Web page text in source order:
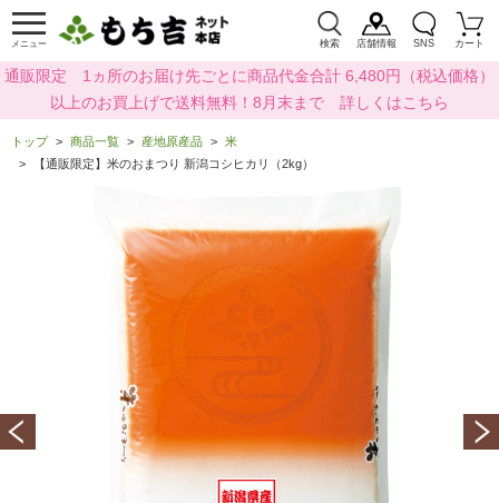
メニュー 検索 店舗情報 SNS カート
通販限定 1ヵ所のお届け先ごとに商品代金合計 6,480円（税込価格）
以上のお買上げで送料無料！8月末まで 詳しくはこちら
トップ 商品一覧 産地原産品
米
【通販限定】米のおまつり 新潟コシヒカリ（2kg）